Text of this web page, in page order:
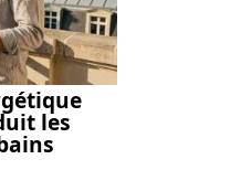
les